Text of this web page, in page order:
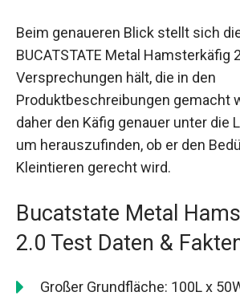
Beim genaueren Blick stellt sich
BUCATSTATE Metal Hamsterkäfig
Versprechungen hält, die in den
Produktbeschreibungen gemacht
daher den Käfig genauer unter die
um herauszufinden, ob er den
Kleintieren gerecht wird.
Bucatstate Metal
2.0 Test Daten &
Großer Grundfläche: 100L x